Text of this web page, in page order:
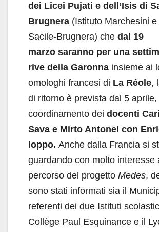
dei Licei Pujati e dell’Isis di
Brugnera (Istituto Marchesini
Sacile-Brugnera) che dal 19
marzo saranno per una
rive della Garonna insieme ai
omologhi francesi di La Réole,
di ritorno è prevista dal 5 aprile,
coordinamento dei docenti
Sava e Mirto Antonel con
Ioppo. Anche dalla Francia si
guardando con molto interesse
percorso del progetto Medes,
sono stati informati sia il
referenti dei due Istituti
Collège Paul Esquinance e il